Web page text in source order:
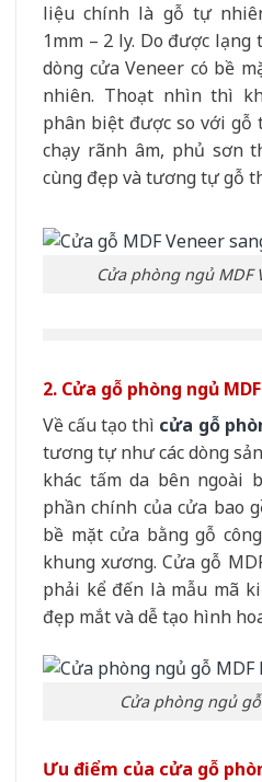
liệu chính là gỗ tự
1mm – 2 ly. Do được
dòng cửa Veneer có bề
nhiên. Thoạt nhìn thì
phân biệt được so với gỗ
chạy rãnh âm, phủ sơn
cùng đẹp và tương tự gỗ
Cửa phòng ngủ MDF
2. Cửa gỗ phòng ngủ
Về cấu tạo thì cửa gỗ
tương tự như các dòng
khác tấm da bên ngoài
phần chính của cửa bao
bề mặt cửa bằng gỗ
khung xương. Cửa gỗ
phải kể đến là mẫu mã
đẹp mắt và dễ tạo hình
Cửa phòng ngủ
Ưu điểm của cửa gỗ